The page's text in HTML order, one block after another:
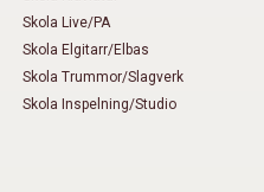
Skola Live/PA
Skola Elgitarr/Elbas
Skola Trummor/Slagverk
Skola Inspelning/Studio